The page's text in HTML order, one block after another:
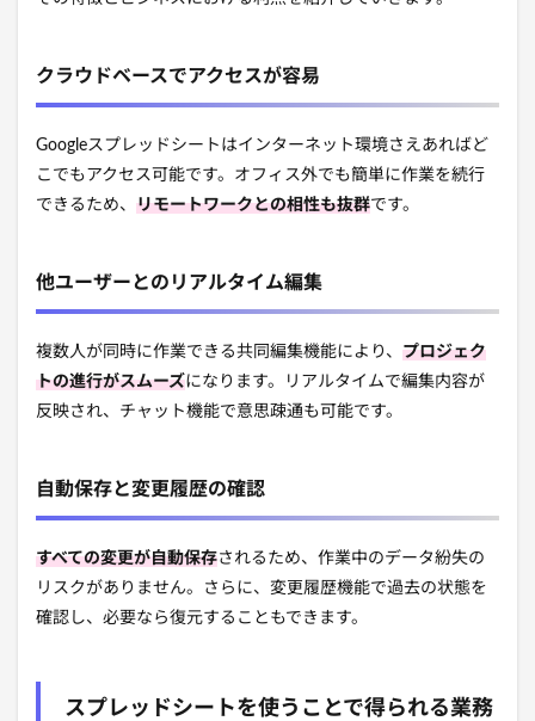
クラウドベースでアクセスが容易
Googleスプレッドシートはインターネット環境さえあればど
こでもアクセス可能です。オフィス外でも簡単に作業を続行
できるため、 リモートワークとの相性も抜群です。
他ユーザーとのリアルタイム編集
複数人が同時に作業できる共同編集機能により、 プロジェク
トの進行がスムーズになります。リアルタイムで編集内容が
反映され、チャット機能で意思疎通も可能です。
自動保存と変更履歴の確認
すべての変更が自動保存されるため、作業中のデータ紛失の
リスクがありません。さらに、変更履歴機能で過去の状態を
確認し、必要なら復元することもできます。
スプレッドシートを使うことで得られる業務